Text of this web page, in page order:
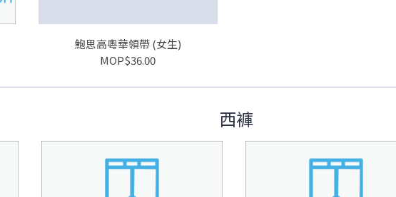
鮑思高粵華領帶 (女生)
MOP$36.00
西褲